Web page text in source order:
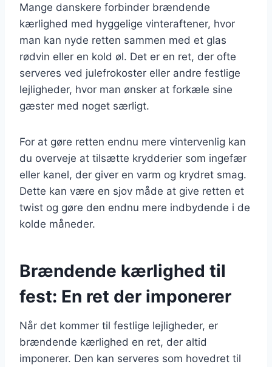
Mange danskere forbinder brændende
kærlighed med hyggelige vinteraftener, hvor
man kan nyde retten sammen med et glas
rødvin eller en kold øl. Det er en ret, der ofte
serveres ved julefrokoster eller andre festlige
lejligheder, hvor man ønsker at forkæle sine
gæster med noget særligt.
For at gøre retten endnu mere vintervenlig kan
du overveje at tilsætte krydderier som ingefær
eller kanel, der giver en varm og krydret smag.
Dette kan være en sjov måde at give retten et
twist og gøre den endnu mere indbydende i de
kolde måneder.
Brændende kærlighed til
fest: En ret der imponerer
Når det kommer til festlige lejligheder, er
brændende kærlighed en ret, der altid
imponerer. Den kan serveres som hovedret til